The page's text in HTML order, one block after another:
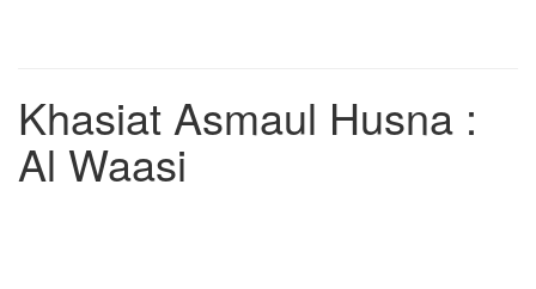
Khasiat Asmaul Husna :
Al Waasi